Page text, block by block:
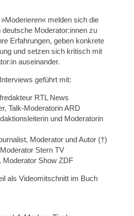
melden sich die
Moderator:innen zu
Erfahrungen, geben konkrete
und setzen sich kritisch mit
auseinander.
geführt mit:
RTL News
Talk-Moderatorin ARD
und Moderatorin
Moderator und Autor (†)
Stern TV
Moderator Show ZDF
als Videomitschnitt im Buch